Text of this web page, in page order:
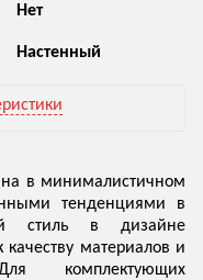
Нет
Настенный
в минималистичном
тенденциями в
стиль в дизайне
материалов и
комплектующих